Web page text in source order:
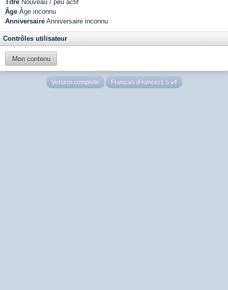
Titre Nouveau / peu actif
Âge Âge inconnu
Anniversaire Anniversaire inconnu
Contrôles utilisateur
Mon contenu
Version complète Français (France) LS v4